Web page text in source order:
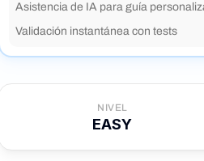
Asistencia de IA para guía
Validación instantánea con tests
NIVEL
EASY